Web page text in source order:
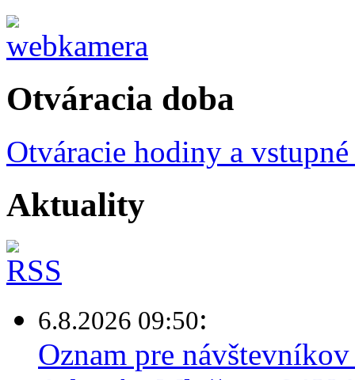
Otváracia doba
Otváracie hodiny a
Aktuality
6.8.2026 09:50:
Oznam pre